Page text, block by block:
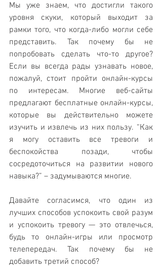
Мы уже знаем, что достигли такого
уровня скуки, который выходит за
рамки того, что когда-либо могли себе
представить. Так почему бы не
попробовать сделать что-то другое?
Если вы всегда рады узнавать новое,
пожалуй, стоит пройти онлайн-курсы
по интересам. Многие веб-сайты
предлагают бесплатные онлайн-курсы,
которые вы действительно можете
изучить и извлечь из них пользу. “Как
я могу оставить все тревоги и
беспокойства позади, чтобы
сосредоточиться на развитии нового
навыка?” – задумываются многие.
Давайте согласимся, что один из
лучших способов успокоить свой разум
и успокоить тревогу — это отвлечься,
будь то онлайн-игры или просмотр
телепередач. Так почему бы не
добавить третий способ?